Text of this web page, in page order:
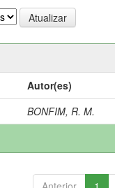
Autor(es)
BONFIM, R. M.